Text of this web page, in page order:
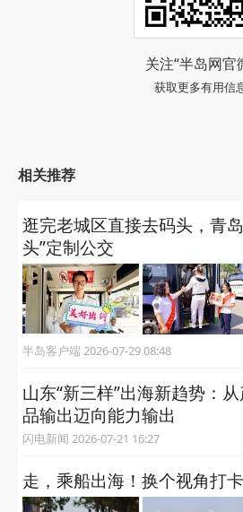
关注“半岛网官
获取更多有用信
相关推荐
逛完老城区直接去码头，青
头”定制公交
半岛客户端 2026-07-29 08:48
山东“新三样”出海新趋势：
品输出迈向能力输出
闪电新闻 2026-07-21 16:27
走，乘船出海！换个视角打